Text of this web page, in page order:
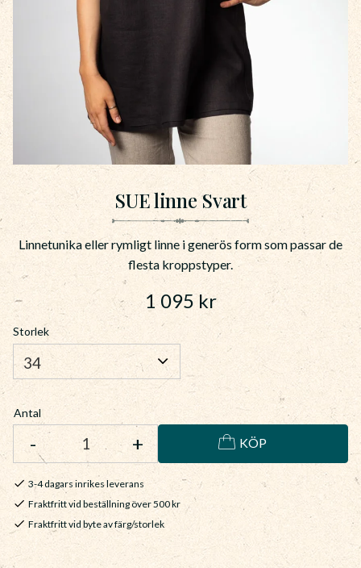
SUE linne Svart
Linnetunika eller rymligt linne i generös form som passar de
flesta kroppstyper.
1 095kr
Storlek
Antal
+
- KÖP
3-4 dagars inrikes leverans
Fraktfritt vid beställning över 500 kr
Fraktfritt vid byte av färg/storlek